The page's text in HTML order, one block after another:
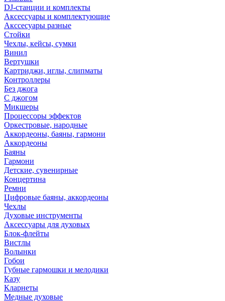
DJ-станции и комплекты
Аксессуары и комплектующие
Акссесуары разные
Стойки
Чехлы, кейсы, сумки
Винил
Вертушки
Картриджи, иглы, слипматы
Контроллеры
Без джога
С джогом
Микшеры
Процессоры эффектов
Оркестровые, народные
Аккордеоны, баяны, гармони
Аккордеоны
Баяны
Гармони
Детские, сувенирные
Концертина
Ремни
Цифровые баяны, аккордеоны
Чехлы
Духовые инструменты
Аксессуары для духовых
Блок-флейты
Вистлы
Волынки
Гобои
Губные гармошки и мелодики
Казу
Кларнеты
Медные духовые